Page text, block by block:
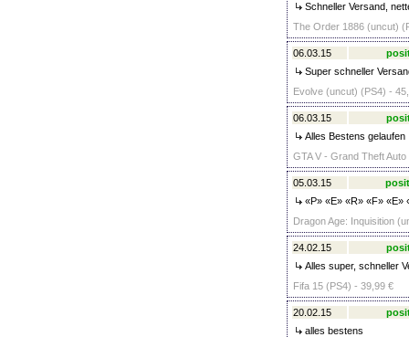
Schneller Versand,
The Order 1886 (uncut)
06.03.15
Super schneller
Evolve (uncut) (PS4) -
06.03.15
Alles Bestens
GTA V - Grand Theft
05.03.15
«P» «E» «R» «F» «E»
Dragon Age: Inquisition
24.02.15
Alles super, schneller
Fifa 15 (PS4) - 39,99 €
20.02.15
alles bestens